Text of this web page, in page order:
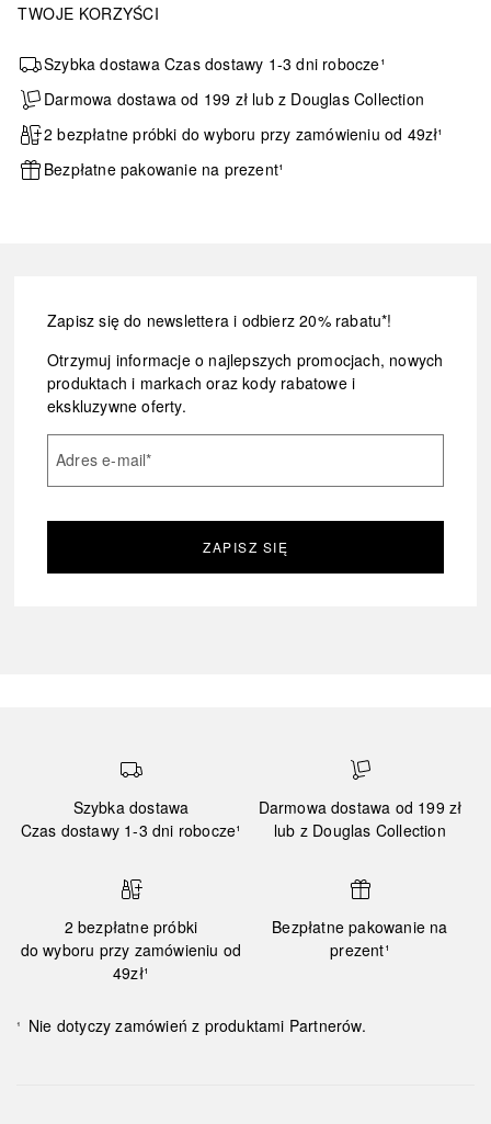
TWOJE KORZYŚCI
Szybka dostawa Czas dostawy 1-3 dni robocze¹
Darmowa dostawa od 199 zł lub z Douglas Collection
2 bezpłatne próbki do wyboru przy zamówieniu od 49zł¹
Bezpłatne pakowanie na prezent¹
Zapisz się do newslettera i odbierz 20% rabatu*!
Otrzymuj informacje o najlepszych promocjach, nowych
produktach i markach oraz kody rabatowe i
ekskluzywne oferty.
Adres e-mail*
ZAPISZ SIĘ
Szybka dostawa
Czas dostawy 1-3 dni robocze¹
Darmowa dostawa od 199 zł
lub z Douglas Collection
2 bezpłatne próbki
do wyboru przy zamówieniu od
49zł¹
Bezpłatne pakowanie na
prezent¹
¹ Nie dotyczy zamówień z produktami Partnerów.